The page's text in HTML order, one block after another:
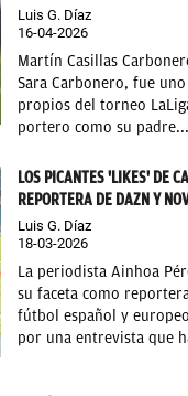
Luis G. Díaz
16-04-2026
Martín Casillas
Sara Carbonero, fue
propios del torneo
portero como su padre...
LOS PICANTES 'LIKES' DE
REPORTERA DE DAZN Y
Luis G. Díaz
18-03-2026
La periodista Ainhoa
su faceta como
fútbol español y
por una entrevista que